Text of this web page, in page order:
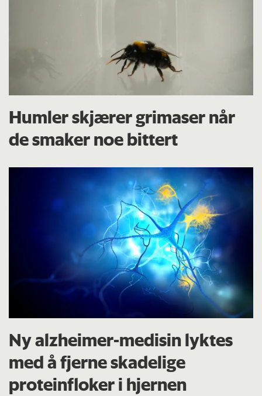
Humler skjærer grimaser når
de smaker noe bittert
Ny alzheimer-medisin lyktes
med å fjerne skadelige
proteinfloker i hjernen